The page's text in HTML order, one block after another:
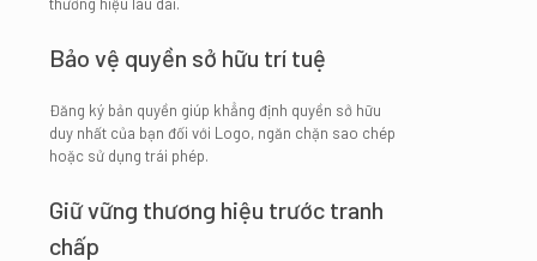
Bảo vệ quyền sở hữu trí tuệ
Đăng ký bản quyền giúp khẳng định quyền sở hữu
duy nhất của bạn đối với Logo, ngăn chặn sao chép
hoặc sử dụng trái phép.
Giữ vững thương hiệu trước tranh
chấp